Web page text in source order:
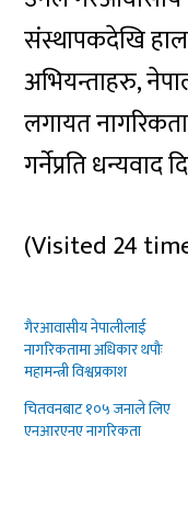
संस्थापकदेखि
अभियन्ताहरु,
लगायत
गर्नेप्रति धन्यवाद
(Visited 24
गैरआवासीय नेपालीलाई
नागरिकतामा अधिकार थपौः
महामन्त्री विश्वप्रकाश
चितवनबाट १०५ जनाले लिए
एनआरएनए नागरिकता